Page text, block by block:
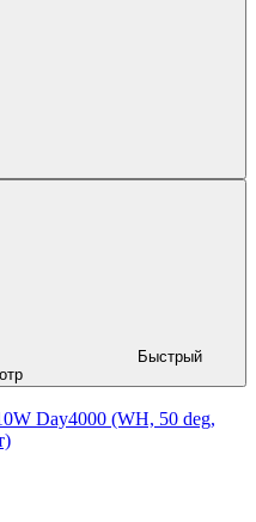
Быстрый
Day4000 (WH, 50 deg,